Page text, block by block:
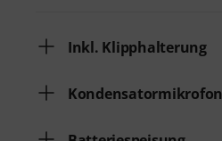
Inkl. Klipphalterung
Kondensatormikrofon